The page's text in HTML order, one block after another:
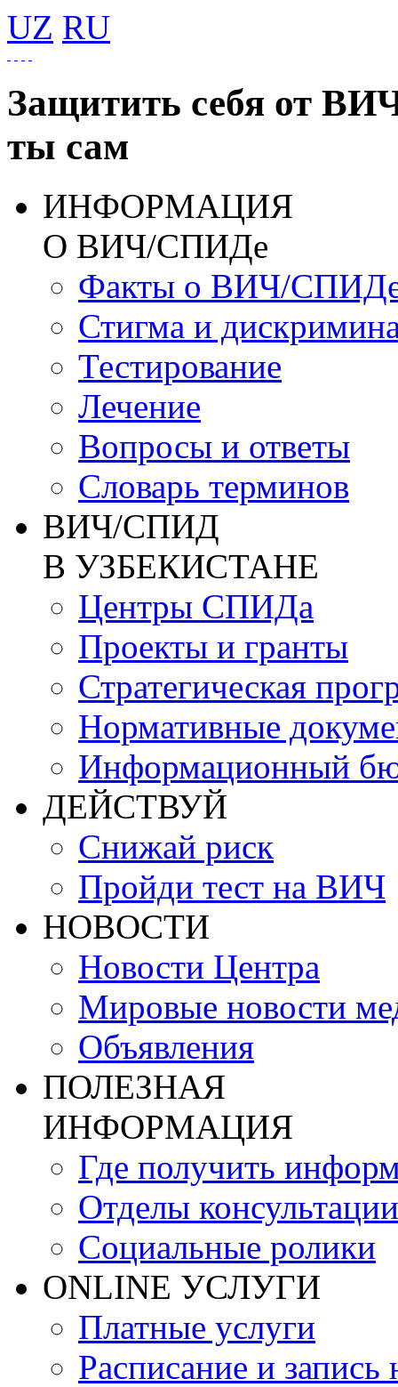
UZ RU
Защитить себя от
ты сам
ИНФОРМАЦИЯ
О ВИЧ/СПИДе
Факты о ВИЧ/
Стигма и
Тестирование
Лечение
Вопросы и ответы
Словарь терминов
ВИЧ/СПИД
В УЗБЕКИСТАНЕ
Центры СПИДа
Проекты и гранты
Стратегическая
Нормативные
Информационный
ДЕЙСТВУЙ
Снижай риск
Пройди тест на ВИЧ
НОВОСТИ
Новости Центра
Мировые новости
Объявления
ПОЛЕЗНАЯ
ИНФОРМАЦИЯ
Где получить
Отделы консультации
Социальные ролики
ONLINE УСЛУГИ
Платные услуги
Расписание и запись